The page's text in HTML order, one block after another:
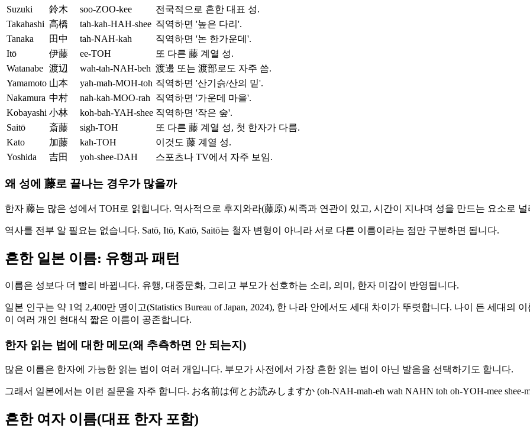
Suzuki
鈴木 soo-ZOO-kee
전국적으로 흔한 대표 성.
Takahashi 高橋 tah-kah-HAH-shee 직역하면 '높은 다리'.
Tanaka
田中 tah-NAH-kah
직역하면 '논 한가운데'.
Itō
伊藤 ee-TOH
또 다른 藤 계열 성.
Watanabe 渡辺 wah-tah-NAH-beh 渡邊 또는 渡部로도 자주 씀.
Yamamoto 山本 yah-mah-MOH-toh 직역하면 '산기슭/산의 밑'.
Nakamura 中村 nah-kah-MOO-rah
직역하면 '가운데 마을'.
Kobayashi 小林 koh-bah-YAH-shee 직역하면 '작은 숲'.
Saitō
斎藤 sigh-TOH
또 다른 藤 계열 성, 첫 한자가 다름.
Kato
加藤 kah-TOH
이것도 藤 계열 성.
Yoshida
吉田 yoh-shee-DAH 스포츠나 TV에서 자주 보임.
왜 성에 藤로 끝나는 경우가 많을까
한자 藤는 많은 성에서 TOH로 읽힙니다. 역사적으로 후지와라(藤原) 씨족과 연관이 있고, 시간이 지나며 성을 만드는 요소로
역사를 전부 알 필요는 없습니다. Satō, Itō, Katō, Saitō는 철자 변형이 아니라 서로 다른 이름이라는 점만 구분하면 됩니다.
흔한 일본 이름: 유행과 패턴
이름은 성보다 더 빨리 바뀝니다. 유행, 대중문화, 그리고 부모가 선호하는 소리, 의미, 한자 미감이 반영됩니다.
일본 인구는 약 1억 2,400만 명이고(Statistics Bureau of Japan, 2024), 한 나라 안에서도 세대 차이가 뚜렷합니다. 나이 든 세대의
이 여러 개인 현대식 짧은 이름이 공존합니다.
한자 읽는 법에 대한 메모(왜 추측하면 안 되는지)
많은 이름은 한자에 가능한 읽는 법이 여러 개입니다. 부모가 사전에서 가장 흔한 읽는 법이 아닌 발음을 선택하기도 합니다.
그래서 일본에서는 이런 질문을 자주 합니다. お名前は何とお読みしますか (oh-NAH-mah-eh wah NAHN toh oh-YOH-mee
흔한 여자 이름(대표 한자 포함)